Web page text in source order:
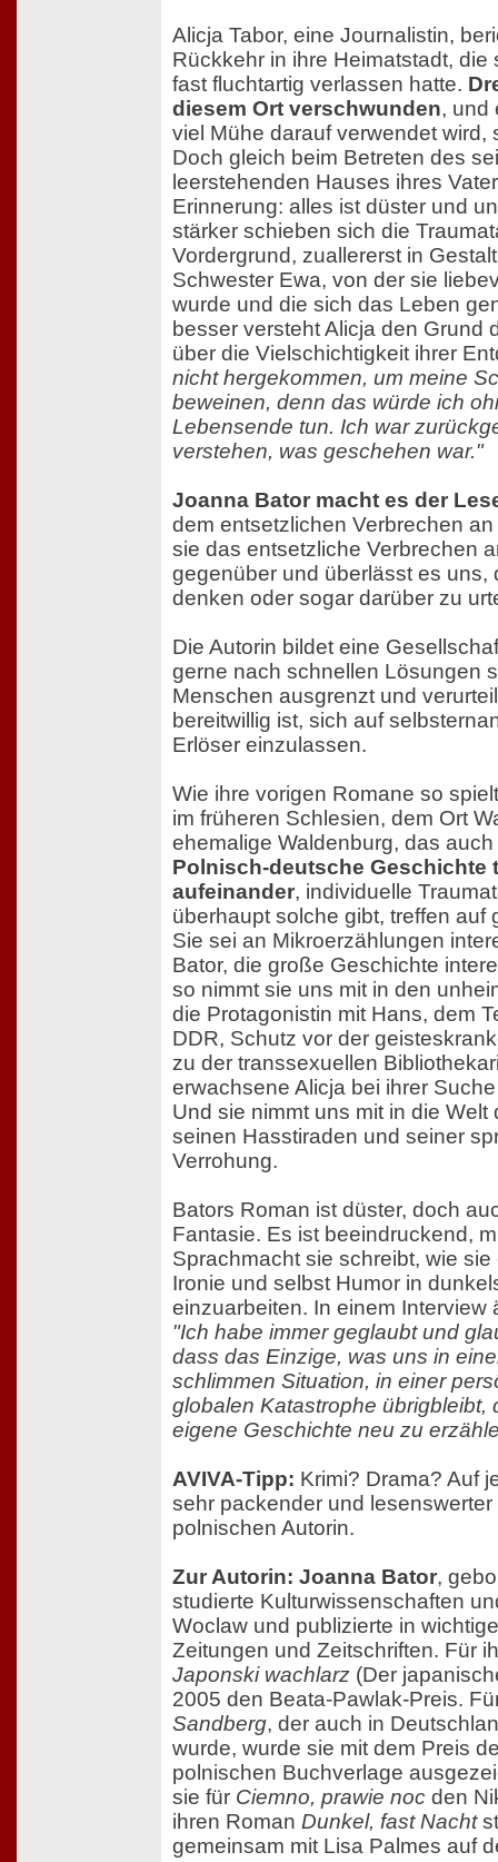
Alicja Tabor, eine Journalistin,
Rückkehr in ihre Heimatstadt, die
fast fluchtartig verlassen hatte.
diesem Ort verschwunden, und
viel Mühe darauf verwendet wird,
Doch gleich beim Betreten des
leerstehenden Hauses ihres
Erinnerung: alles ist düster und
stärker schieben sich die
Vordergrund, zuallererst in
Schwester Ewa, von der sie
wurde und die sich das Leben
besser versteht Alicja den Grund
über die Vielschichtigkeit ihrer
nicht hergekommen, um meine
beweinen, denn das würde ich
Lebensende tun. Ich war
verstehen, was geschehen war."
Joanna Bator macht es der
dem entsetzlichen Verbrechen
sie das entsetzliche Verbrechen
gegenüber und überlässt es uns,
denken oder sogar darüber zu
Die Autorin bildet eine
gerne nach schnellen Lösungen
Menschen ausgrenzt und
bereitwillig ist, sich auf
Erlöser einzulassen.
Wie ihre vorigen Romane so
im früheren Schlesien, dem Ort
ehemalige Waldenburg, das
Polnisch-deutsche Geschichte
aufeinander, individuelle
überhaupt solche gibt, treffen auf
Sie sei an Mikroerzählungen
Bator, die große Geschichte
so nimmt sie uns mit in den
die Protagonistin mit Hans, dem
DDR, Schutz vor der
zu der transsexuellen
erwachsene Alicja bei ihrer
Und sie nimmt uns mit in die Welt
seinen Hasstiraden und seiner
Verrohung.
Bators Roman ist düster, doch
Fantasie. Es ist beeindruckend,
Sprachmacht sie schreibt, wie
Ironie und selbst Humor in
einzuarbeiten. In einem Interview
"Ich habe immer geglaubt und
dass das Einzige, was uns in
schlimmen Situation, in einer
globalen Katastrophe übrigbleibt,
eigene Geschichte neu zu
AVIVA-Tipp: Krimi? Drama? Auf
sehr packender und
polnischen Autorin.
Zur Autorin: Joanna Bator,
studierte Kulturwissenschaften
Woclaw und publizierte in
Zeitungen und Zeitschriften. Für
Japonski wachlarz (Der
2005 den Beata-Pawlak-Preis.
Sandberg, der auch in
wurde, wurde sie mit dem Preis
polnischen Buchverlage
sie für Ciemno, prawie noc den
ihren Roman Dunkel, fast Nacht
gemeinsam mit Lisa Palmes auf